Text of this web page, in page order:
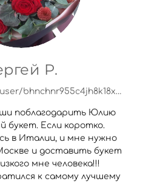
Р.
reviews.yandex.ru/user/bhnchnr955c4jh8k18xy9r88g8?utm_source=org&main_tab=org
поблагодарить Юлию
букет. Если коротко.
в Италии, и мне нужно
и доставить букет
мне человека!!!
к самому лучшему